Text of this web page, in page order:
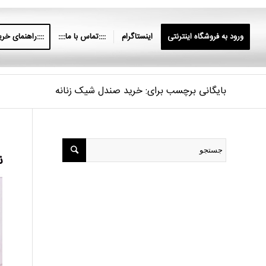
ورود به فروشگاه اینترنتی اینستاگرام ::::تماس با ما:::: ::::راهنمای
بایگانی برچسب برای: خرید صندل شیک زنانه